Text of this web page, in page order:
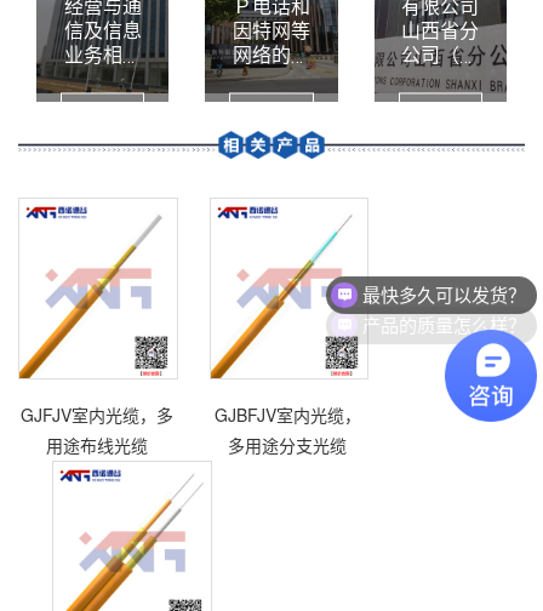
司
经营与通
信及信息
业务相关
的系统集
成、技术
术服务、
询、信息
咨询；设
备及计算
机软硬件
等的生
产、销
售、安装
和设计与
屋租赁；
通信设施
租赁；广
更多
山分公
司
Ｐ电话和
因特网等
网络的设
计、投资
和建设；
移动通
信、ＩＰ
特网等设
施的安
施工和维
修；经营
与移动通
信、ＩＰ
电话和因
相关的系
统集成、
更多
分公司
有限公司
山西省分
公司（简
称山西联
通）是中
山西省境
省分公司
和中国联
通山西分
公司合并
组成，是
山西省内
具有电信
更多
GJFJV室内光缆，多
用途布线光缆
GJBFJV室内光缆，
多用途分支光缆
产品的质量怎么样？